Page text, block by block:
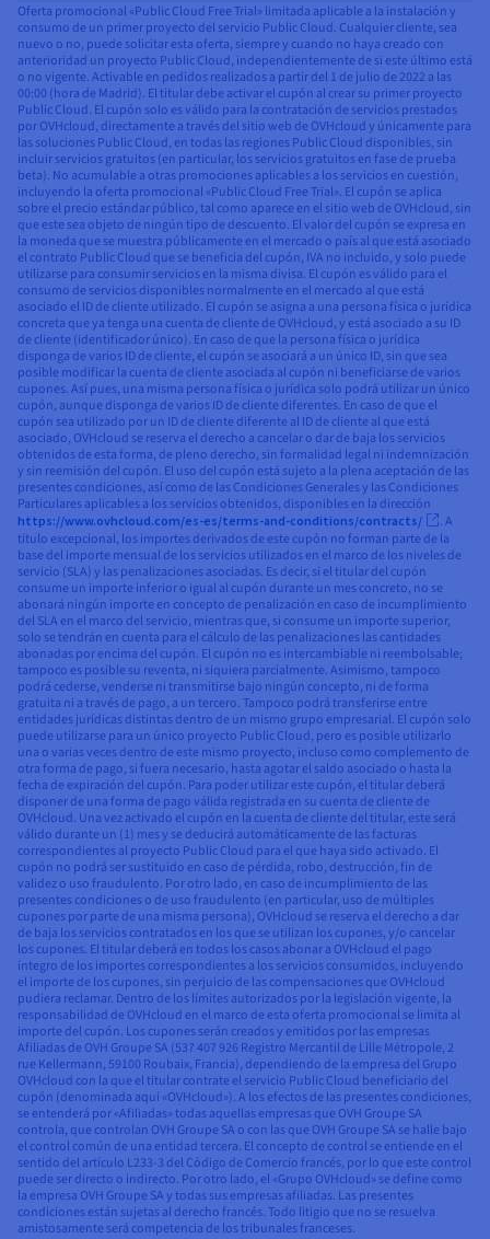
Oferta promocional «Public Cloud Free Trial» limitada aplicable a la instalación y
consumo de un primer proyecto del servicio Public Cloud. Cualquier cliente, sea
nuevo o no, puede solicitar esta oferta, siempre y cuando no haya creado con
anterioridad un proyecto Public Cloud, independientemente de si este último está
o no vigente. Activable en pedidos realizados a partir del 1 de julio de 2022 a las
00:00 (hora de Madrid). El titular debe activar el cupón al crear su primer proyecto
Public Cloud. El cupón solo es válido para la contratación de servicios prestados
por OVHcloud, directamente a través del sitio web de OVHcloud y únicamente para
las soluciones Public Cloud, en todas las regiones Public Cloud disponibles, sin
incluir servicios gratuitos (en particular, los servicios gratuitos en fase de prueba
beta). No acumulable a otras promociones aplicables a los servicios en cuestión,
incluyendo la oferta promocional «Public Cloud Free Trial». El cupón se aplica
sobre el precio estándar público, tal como aparece en el sitio web de OVHcloud, sin
que este sea objeto de ningún tipo de descuento. El valor del cupón se expresa en
la moneda que se muestra públicamente en el mercado o país al que está asociado
el contrato Public Cloud que se beneficia del cupón, IVA no incluido, y solo puede
utilizarse para consumir servicios en la misma divisa. El cupón es válido para el
consumo de servicios disponibles normalmente en el mercado al que está
asociado el ID de cliente utilizado. El cupón se asigna a una persona física o jurídica
concreta que ya tenga una cuenta de cliente de OVHcloud, y está asociado a su ID
de cliente (identificador único). En caso de que la persona física o jurídica
disponga de varios ID de cliente, el cupón se asociará a un único ID, sin que sea
posible modificar la cuenta de cliente asociada al cupón ni beneficiarse de varios
cupones. Así pues, una misma persona física o jurídica solo podrá utilizar un único
cupón, aunque disponga de varios ID de cliente diferentes. En caso de que el
cupón sea utilizado por un ID de cliente diferente al ID de cliente al que está
asociado, OVHcloud se reserva el derecho a cancelar o dar de baja los servicios
obtenidos de esta forma, de pleno derecho, sin formalidad legal ni indemnización
y sin reemisión del cupón. El uso del cupón está sujeto a la plena aceptación de las
presentes condiciones, así como de las Condiciones Generales y las Condiciones
Particulares aplicables a los servicios obtenidos, disponibles en la dirección
https://www.ovhcloud.com/es-es/terms-and-conditions/contracts/
. A
título excepcional, los importes derivados de este cupón no forman parte de la
base del importe mensual de los servicios utilizados en el marco de los niveles de
servicio (SLA) y las penalizaciones asociadas. Es decir, si el titular del cupón
consume un importe inferior o igual al cupón durante un mes concreto, no se
abonará ningún importe en concepto de penalización en caso de incumplimiento
del SLA en el marco del servicio, mientras que, si consume un importe superior,
solo se tendrán en cuenta para el cálculo de las penalizaciones las cantidades
abonadas por encima del cupón. El cupón no es intercambiable ni reembolsable;
tampoco es posible su reventa, ni siquiera parcialmente. Asimismo, tampoco
podrá cederse, venderse ni transmitirse bajo ningún concepto, ni de forma
gratuita ni a través de pago, a un tercero. Tampoco podrá transferirse entre
entidades jurídicas distintas dentro de un mismo grupo empresarial. El cupón solo
puede utilizarse para un único proyecto Public Cloud, pero es posible utilizarlo
una o varias veces dentro de este mismo proyecto, incluso como complemento de
otra forma de pago, si fuera necesario, hasta agotar el saldo asociado o hasta la
fecha de expiración del cupón. Para poder utilizar este cupón, el titular deberá
disponer de una forma de pago válida registrada en su cuenta de cliente de
OVHcloud. Una vez activado el cupón en la cuenta de cliente del titular, este será
válido durante un (1) mes y se deducirá automáticamente de las facturas
correspondientes al proyecto Public Cloud para el que haya sido activado. El
cupón no podrá ser sustituido en caso de pérdida, robo, destrucción, fin de
validez o uso fraudulento. Por otro lado, en caso de incumplimiento de las
presentes condiciones o de uso fraudulento (en particular, uso de múltiples
cupones por parte de una misma persona), OVHcloud se reserva el derecho a dar
de baja los servicios contratados en los que se utilizan los cupones, y/o cancelar
los cupones. El titular deberá en todos los casos abonar a OVHcloud el pago
íntegro de los importes correspondientes a los servicios consumidos, incluyendo
el importe de los cupones, sin perjuicio de las compensaciones que OVHcloud
pudiera reclamar. Dentro de los límites autorizados por la legislación vigente, la
responsabilidad de OVHcloud en el marco de esta oferta promocional se limita al
importe del cupón. Los cupones serán creados y emitidos por las empresas
Afiliadas de OVH Groupe SA (537 407 926 Registro Mercantil de Lille Métropole, 2
rue Kellermann, 59100 Roubaix, Francia), dependiendo de la empresa del Grupo
OVHcloud con la que el titular contrate el servicio Public Cloud beneficiario del
cupón (denominada aquí «OVHcloud»). A los efectos de las presentes condiciones,
se entenderá por «Afiliadas» todas aquellas empresas que OVH Groupe SA
controla, que controlan OVH Groupe SA o con las que OVH Groupe SA se halle bajo
el control común de una entidad tercera. El concepto de control se entiende en el
sentido del artículo L233-3 del Código de Comercio francés, por lo que este control
puede ser directo o indirecto. Por otro lado, el «Grupo OVHcloud» se define como
la empresa OVH Groupe SA y todas sus empresas afiliadas. Las presentes
condiciones están sujetas al derecho francés. Todo litigio que no se resuelva
amistosamente será competencia de los tribunales franceses.